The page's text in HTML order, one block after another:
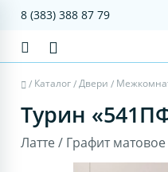
8 (383) 388 87 79
/ Каталог/Двери /
Турин
Латте / Графит матовое